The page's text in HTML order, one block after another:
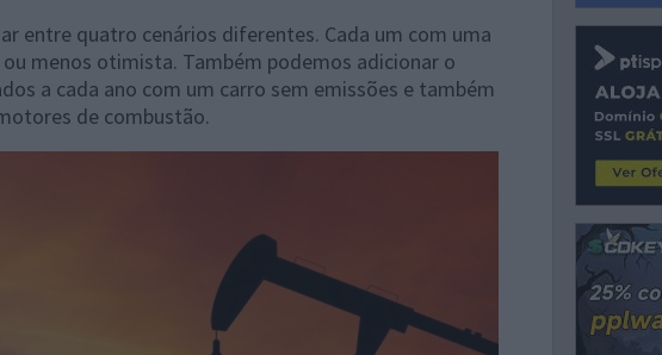
entre quatro cenários diferentes. Cada um com uma
menos otimista. Também podemos adicionar o
a cada ano com um carro sem emissões e também
de combustão.